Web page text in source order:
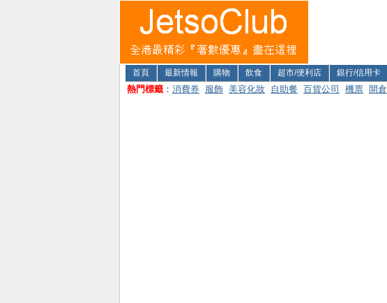
首頁 最新情報 購物 飲食 超市/便利店 銀行/信用卡
熱門標籤 ： 消費券 服飾 美容化妝 自助餐 百貨公司 機票 開倉